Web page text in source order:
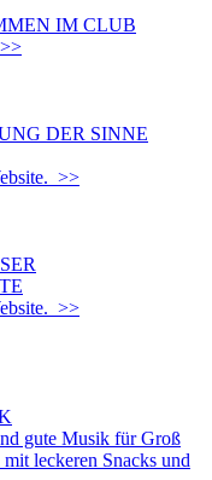
IM CLUB
DER SINNE
>>
>>
gute Musik für Groß
leckeren Snacks und